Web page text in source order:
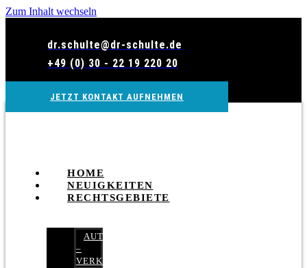
Zum Inhalt wechseln
dr.schulte@dr-schulte.de
+49 (0) 30 - 22 19 220 20
JETZT KONTAKT AUFNEHMEN
HOME
NEUIGKEITEN
RECHTSGEBIETE
AUTOBETRUG
–
VERKEHRSRECHT